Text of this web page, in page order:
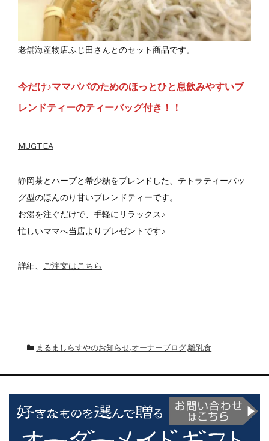
老舗海産物店ふじ田さんとのセット商品です。
今だけ♪ママパパのためのほっとひと息飲みやすいブ
レンドティーのティーバッグ付き！！
MUGTEA
静岡茶とハーブと希少糖をブレンドした、テトラティーバッ
グ型のほんのり甘いブレンドティーです。
お湯を注ぐだけで、手軽にリラックス♪
忙しいママへ当店よりプレゼントです♪
詳細、 ご注文はこちら
まるましらすやのお知らせ,オーナーブログ,離乳食